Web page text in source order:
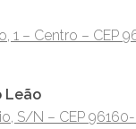
1 – Centro – CEP
Leão
S/N – CEP